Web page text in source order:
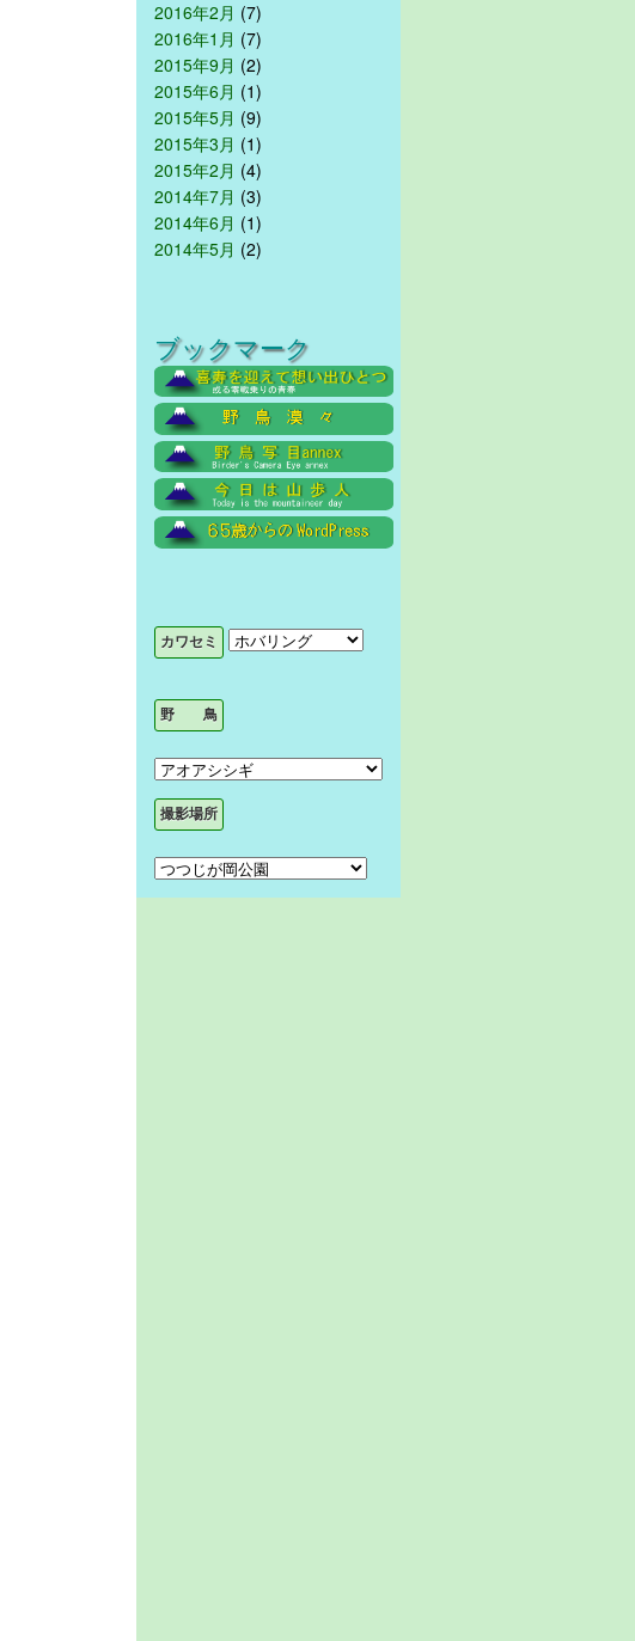
2016年2月 (7)
2016年1月 (7)
2015年9月 (2)
2015年6月 (1)
2015年5月 (9)
2015年3月 (1)
2015年2月 (4)
2014年7月 (3)
2014年6月 (1)
2014年5月 (2)
ブックマーク